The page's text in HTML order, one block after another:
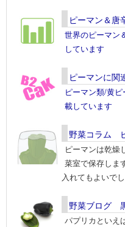
ピーマン＆唐
世界のピーマン
しています
ピーマンに関
ピーマン類/黄
載しています
野菜コラム
ピーマンは乾燥
菜室で保存しま
入れてもよいで
野菜ブログ
パプリカといえ